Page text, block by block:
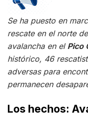
Se ha puesto en
rescate en el norte
avalancha en el Pico
histórico, 46
adversas para
permanecen
Los hechos: